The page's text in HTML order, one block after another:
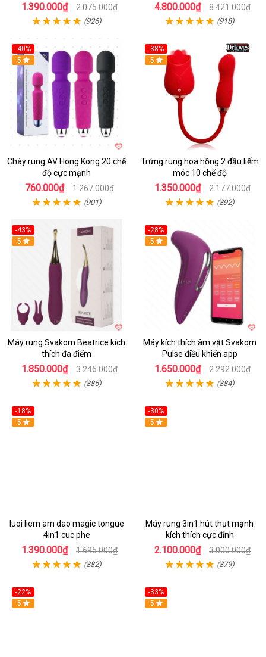
1.390.000₫ 2.075.000₫
(926)
4.800.000₫ 8.421.000₫
(918)
-40%
5
Chày rung AV Hong Kong 20 chế
độ cực mạnh
760.000₫ 1.267.000₫
(901)
-38%
Hot
5
Trứng rung hoa hồng 2 đầu liếm
móc 10 chế độ
1.350.000₫ 2.177.000₫
(892)
-43%
Hot
5
Máy rung Svakom Beatrice kích
thích đa điểm
1.850.000₫ 3.246.000₫
(885)
-28%
Hot
5
Máy kích thích âm vật Svakom
Pulse điều khiển app
1.650.000₫ 2.292.000₫
(884)
-18%
Hot
5
luoi liem am dao magic tongue
4in1 cuc phe
1.390.000₫ 1.695.000₫
(882)
-30%
Hot
5
Máy rung 3in1 hút thụt mạnh
kích thích cực đỉnh
2.100.000₫ 3.000.000₫
(879)
-22%
Hot
5
-33%
Hot
5